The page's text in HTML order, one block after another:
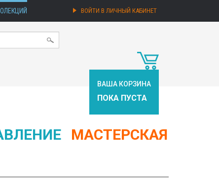
ВОЙТИ В ЛИЧНЫЙ КАБИНЕТ
ВАША КОРЗИНА
ПОКА ПУСТА
МАСТЕРСКАЯ